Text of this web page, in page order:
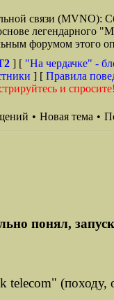
связи
легендарного
форумом этого
] [ "На чердачке" -
] [ Правила
и спросите!
• Новая тема •
понял,
telecom"